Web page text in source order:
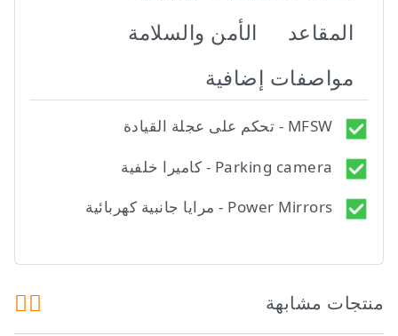
المقاعد
الأمن والسلامة
مواصفات إضافية
MFSW - تحكم على عجلة القيادة
Parking camera - كاميرا خلفية
Power Mirrors - مرايا جانبية كهربائية
منتجات مشابهة